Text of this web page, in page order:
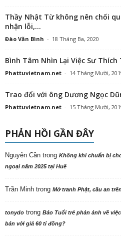
Thầy Nhật Từ không nên chối
nhận lỗi,...
Đào Văn Bình - 18 Tháng Ba, 2020
Bình Tâm Nhìn Lại Việc Sư
Phattuvietnam.net - 14 Tháng Mười,
Trao đổi với ông Dương Ngọc
Phattuvietnam.net - 15 Tháng Mười,
PHẢN HỒI GẦN ĐÂY
Nguyên Cần trong Không khí chuẩn bị
ngoại năm 2025 tại Huế
Trần Minh trong Mở tranh Phật, cầu an
tonydo trong Báo Tuổi trẻ phản ảnh về
bán với giá 60 tỉ đồng?